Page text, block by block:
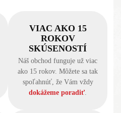
VIAC AKO 15
ROKOV
SKÚSENOSTÍ
Náš obchod funguje už viac
ako 15 rokov. Môžete sa tak
spoľahnúť, že Vám vždy
dokážeme poradiť.